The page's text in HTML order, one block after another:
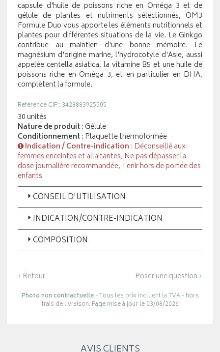
capsule d'huile de poissons riche en Oméga 3 et de
gélule de plantes et nutriments sélectionnés, OM3
Formule Duo vous apporte les éléments nutritionnels et
plantes pour différentes situations de la vie. Le Ginkgo
contribue au maintien d'une bonne mémoire. Le
magnésium d'origine marine, l'hydrocotyle d'Asie, aussi
appelée centella asiatica, la vitamine B5 et une huile de
poissons riche en Oméga 3, et en particulier en DHA,
complètent la formule.
Référence CIP : 3428883925505
30 unités
Nature de produit : Gélule
Conditionnement : Plaquette thermoformée
Indication / Contre-indication : Déconseillé aux
femmes enceintes et allaitantes, Ne pas dépasser la
dose journalière recommandée, Tenir hors de portée des
enfants
CONSEIL D'UTILISATION
INDICATION/CONTRE-INDICATION
COMPOSITION
‹ Retour Poser une question ›
Photo non contractuelle- Tous les prix incluent la TVA - hors
frais de livraison. Page mise à jour le 03/08/2026